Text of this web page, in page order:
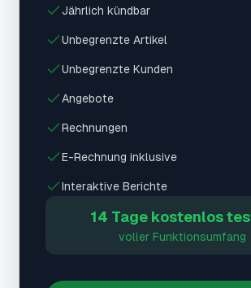
Jährlich kündbar
Unbegrenzte Artikel
Unbegrenzte Kunden
Angebote
Rechnungen
E-Rechnung inklusive
Interaktive Berichte
14 Tage kostenlos
voller Funktionsumfang